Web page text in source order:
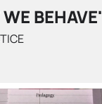
BEHAVE'